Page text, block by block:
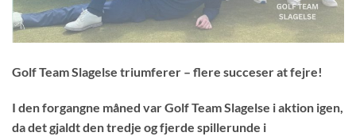
Golf Team Slagelse triumferer – flere succeser at fejre!
I den forgangne måned var Golf Team Slagelse i aktion igen,
da det gjaldt den tredje og fjerde spillerunde i